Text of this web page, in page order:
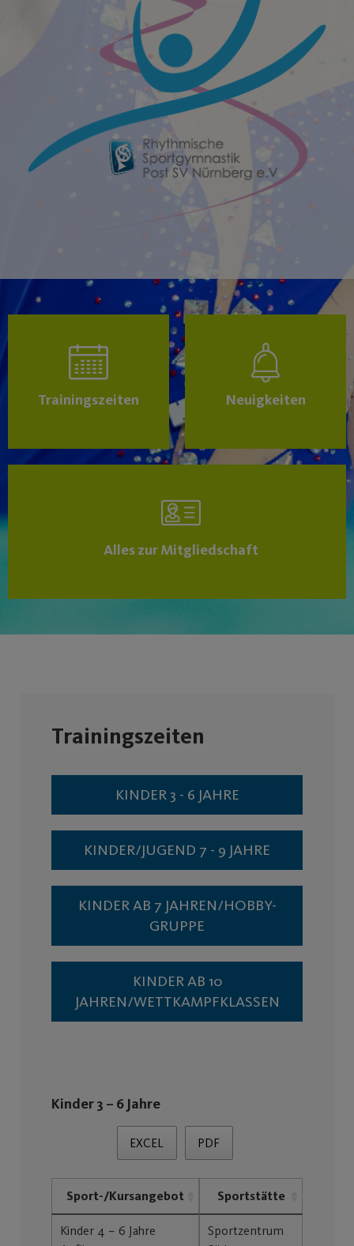
Trainingszeiten Neuigkeiten
Alles zur Mitgliedschaft
Trainingszeiten
KINDER 3 - 6 JAHRE
KINDER/JUGEND 7 - 9 JAHRE
KINDER AB 7 JAHREN/HOBBY-
GRUPPE
KINDER AB 10
JAHREN/WETTKAMPFKLASSEN
Kinder 3 – 6 Jahre
EXCEL PDF
Sport-/Kursangebot Sportstätte
Kinder 4 – 6 Jahre
Sportzentrum